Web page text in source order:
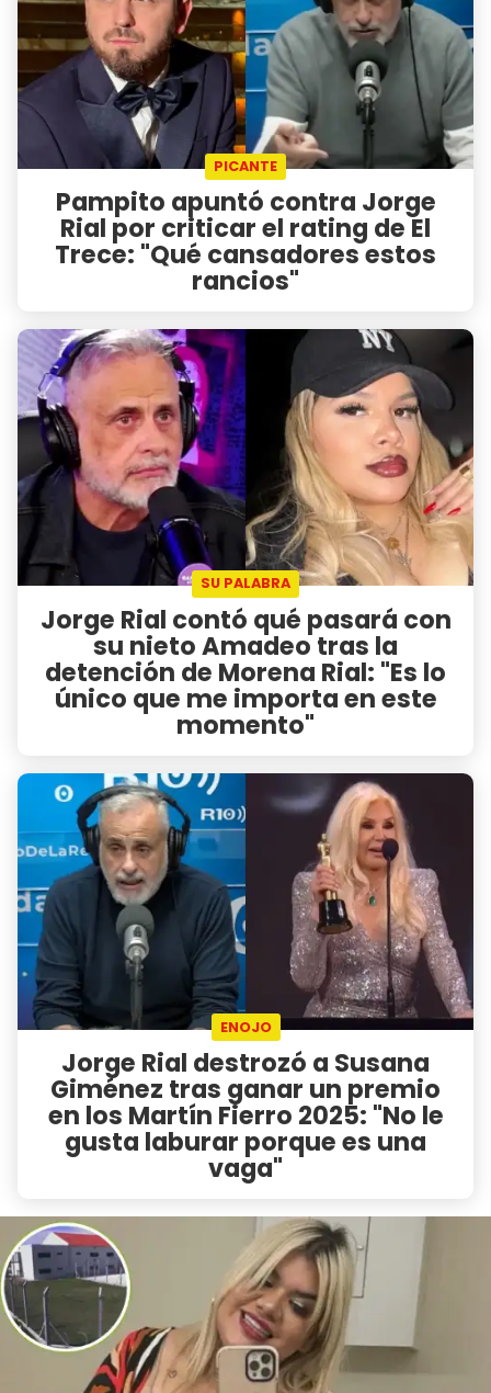
PICANTE
Pampito apuntó contra Jorge
Rial por criticar el rating de El
Trece: "Qué cansadores estos
rancios"
SU PALABRA
Jorge Rial contó qué pasará con
su nieto Amadeo tras la
detención de Morena Rial: "Es lo
único que me importa en este
momento"
ENOJO
Jorge Rial destrozó a Susana
Giménez tras ganar un premio
en los Martín Fierro 2025: "No le
gusta laburar porque es una
vaga"